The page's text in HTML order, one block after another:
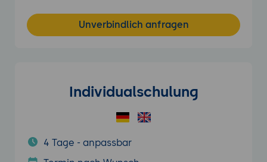
Unverbindlich anfragen
Individualschulung
4 Tage - anpassbar